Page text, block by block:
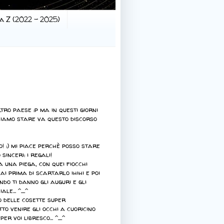
Z (2022 - 2025)
paese :p ma in questi giorni
stare va questo discorso
:) mi piace perchè posso stare
sinceri: i regali!
piega, con quei fiocchi
prima di scartarlo ihihi e poi
ti danno gli auguri e gli
^_^
delle cosette super
venire gli occhi a cuoricino
voi libresco... ^_^